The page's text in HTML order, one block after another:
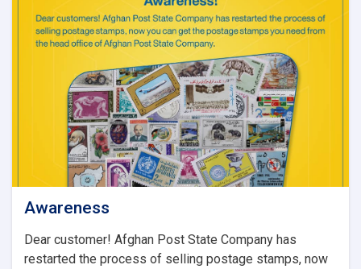
Awareness
Dear customer! Afghan Post State Company has
restarted the process of selling postage stamps, now